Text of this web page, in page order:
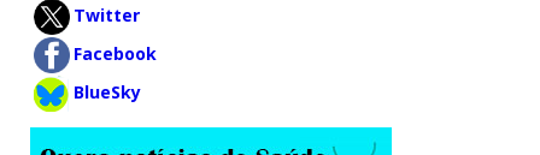
Twitter
Facebook
BlueSky